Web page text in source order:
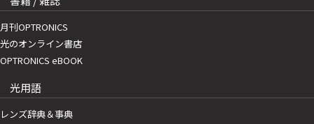
月刊OPTRONICS
光のオンライン書店
OPTRONICS eBOOK
光用語
レンズ辞典＆事典